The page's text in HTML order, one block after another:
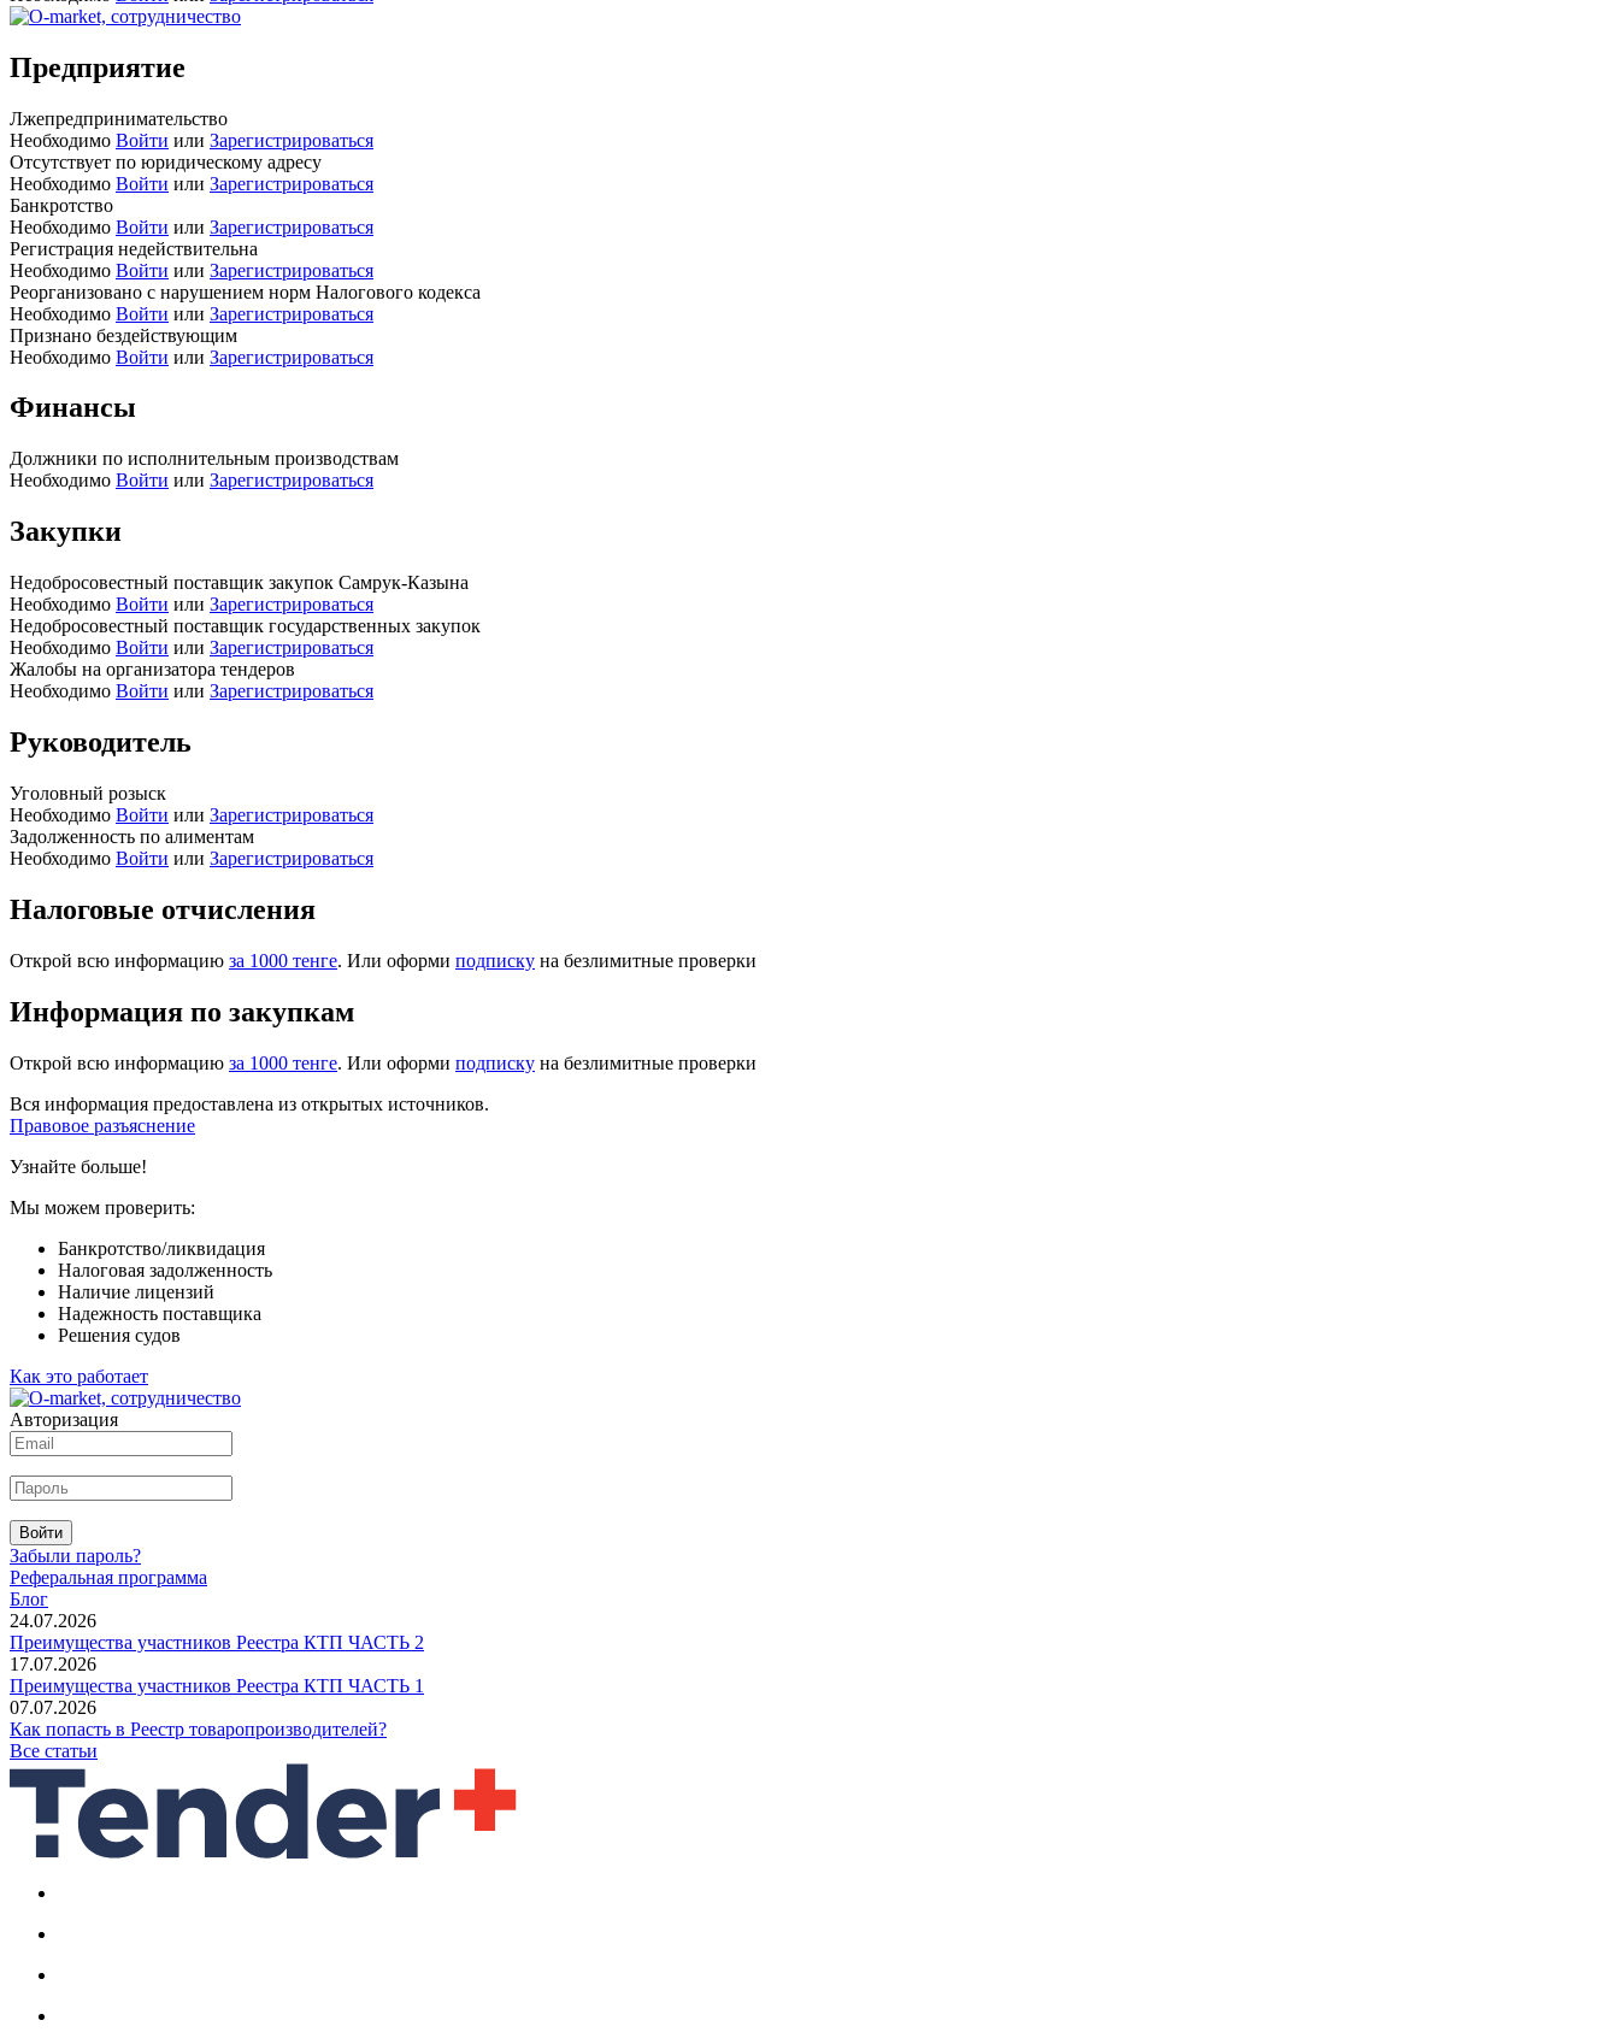
Предприятие
Лжепредпринимательство
Необходимо Войти или Зарегистрироваться
Отсутствует по юридическому адресу
Необходимо Войти или Зарегистрироваться
Банкротство
Необходимо Войти или Зарегистрироваться
Регистрация недействительна
Необходимо Войти или Зарегистрироваться
Реорганизовано с нарушением норм Налогового кодекса
Необходимо Войти или Зарегистрироваться
Признано бездействующим
Необходимо Войти или Зарегистрироваться
Финансы
Должники по исполнительным производствам
Необходимо Войти или Зарегистрироваться
Закупки
Недобросовестный поставщик закупок Самрук-Казына
Необходимо Войти или Зарегистрироваться
Недобросовестный поставщик государственных закупок
Необходимо Войти или Зарегистрироваться
Жалобы на организатора тендеров
Необходимо Войти или Зарегистрироваться
Руководитель
Уголовный розыск
Необходимо Войти или Зарегистрироваться
Задолженность по алиментам
Необходимо Войти или Зарегистрироваться
Налоговые отчисления
Открой всю информацию за 1000 тенге. Или оформи подписку на безлимитные проверки
Информация по закупкам
Открой всю информацию за 1000 тенге. Или оформи подписку на безлимитные проверки
Вся информация предоставлена из открытых источников.
Правовое разъяснение
Узнайте больше!
Мы можем проверить:
Банкротство/ликвидация
Налоговая задолженность
Наличие лицензий
Надежность поставщика
Решения судов
Как это работает
Авторизация
Войти
Забыли пароль?
Реферальная программа
Блог
24.07.2026
Преимущества участников Реестра КТП ЧАСТЬ 2
17.07.2026
Преимущества участников Реестра КТП ЧАСТЬ 1
07.07.2026
Как попасть в Реестр товаропроизводителей?
Все статьи